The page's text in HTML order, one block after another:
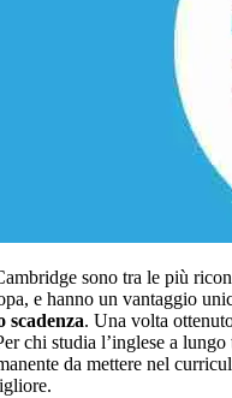
sono tra le più
e hanno un vantaggio
scadenza. Una volta
chi studia l’inglese a
da mettere nel